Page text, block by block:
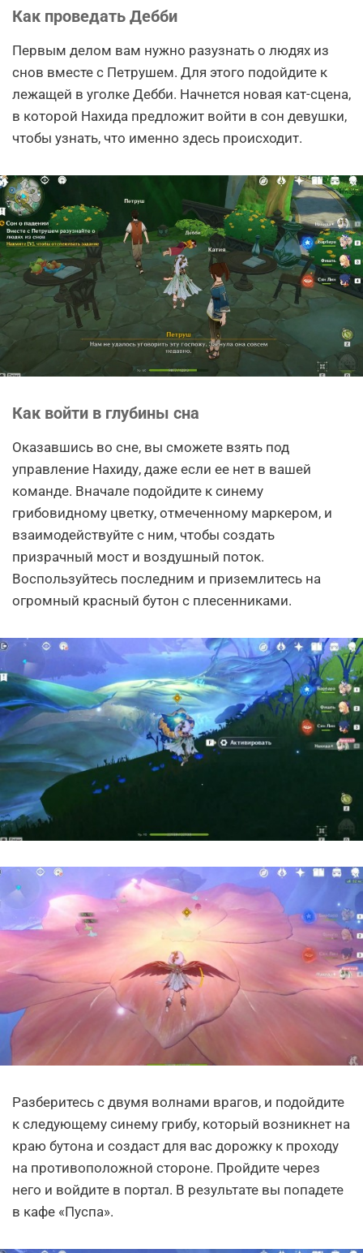
Как проведать Дебби
Первым делом вам нужно разузнать о людях из
снов вместе с Петрушем. Для этого подойдите к
лежащей в уголке Дебби. Начнется новая кат-сцена,
в которой Нахида предложит войти в сон девушки,
чтобы узнать, что именно здесь происходит.
Как войти в глубины сна
Оказавшись во сне, вы сможете взять под
управление Нахиду, даже если ее нет в вашей
команде. Вначале подойдите к синему
грибовидному цветку, отмеченному маркером, и
взаимодействуйте с ним, чтобы создать
призрачный мост и воздушный поток.
Воспользуйтесь последним и приземлитесь на
огромный красный бутон с плесенниками.
Разберитесь с двумя волнами врагов, и подойдите
к следующему синему грибу, который возникнет на
краю бутона и создаст для вас дорожку к проходу
на противоположной стороне. Пройдите через
него и войдите в портал. В результате вы попадете
в кафе «Пуспа».